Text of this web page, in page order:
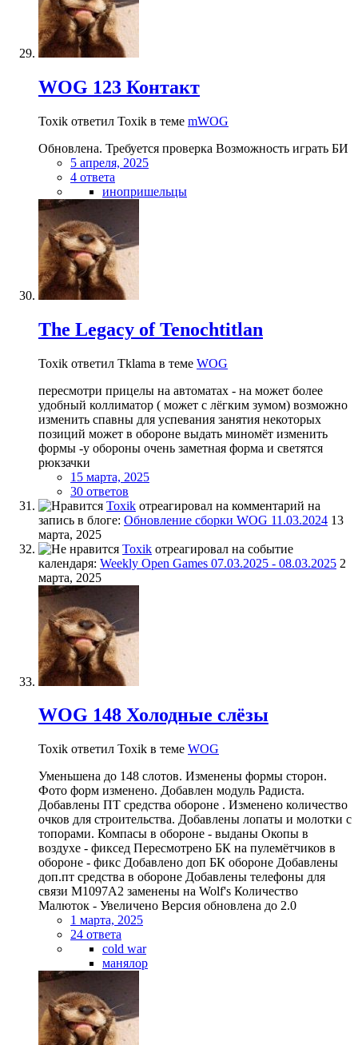
WOG 123 Контакт
Toxik ответил Toxik в теме mWOG
Обновлена. Требуется проверка Возможность играть БИ
5 апреля, 2025
4 ответа
инопришельцы
The Legacy of Tenochtitlan
Toxik ответил Tklama в теме WOG
пересмотри прицелы на автоматах - на может более
удобный коллиматор ( может с лёгким зумом) возможно
изменить спавны для успевания занятия некоторых
позиций может в обороне выдать миномёт изменить
формы -у обороны очень заметная форма и светятся
рюкзачки
15 марта, 2025
30 ответов
Toxik отреагировал на комментарий на
запись в блоге: Обновление сборки WOG 11.03.2024 13
марта, 2025
Toxik отреагировал на событие
календаря: Weekly Open Games 07.03.2025 - 08.03.2025 2
марта, 2025
WOG 148 Холодные слёзы
Toxik ответил Toxik в теме WOG
Уменьшена до 148 слотов. Изменены формы сторон.
Фото форм изменено. Добавлен модуль Радиста.
Добавлены ПТ средства обороне . Изменено количество
очков для строительства. Добавлены лопаты и молотки с
топорами. Компасы в обороне - выданы Окопы в
воздухе - фиксед Пересмотрено БК на пулемётчиков в
обороне - фикс Добавлено доп БК обороне Добавлены
доп.пт средства в обороне Добавлены телефоны для
связи M1097A2 заменены на Wolf's Количество
Малюток - Увеличено Версия обновлена до 2.0
1 марта, 2025
24 ответа
cold war
манялор